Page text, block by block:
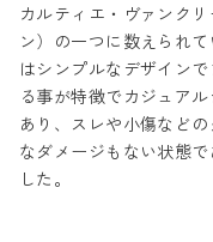
カルティエ・ヴァンク
ン）の一つに数えられ
はシンプルなデザイン
る事が特徴でカジュア
あり、スレや小傷など
なダメージもない状態
した。